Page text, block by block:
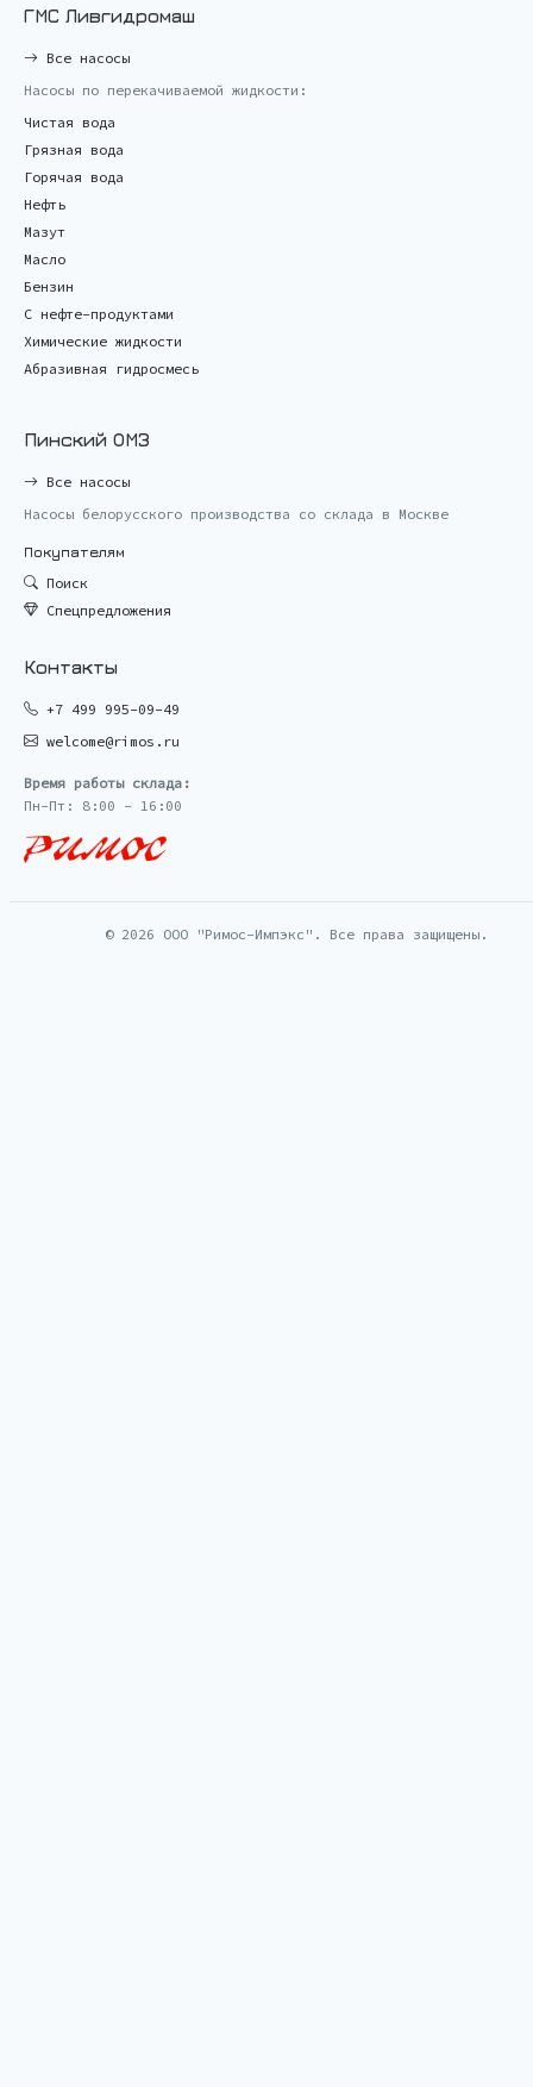
ГМС Ливгидромаш
Все насосы
Насосы по перекачиваемой жидкости:
Чистая вода
Грязная вода
Горячая вода
Нефть
Мазут
Масло
Бензин
С нефте-продуктами
Химические жидкости
Абразивная гидросмесь
Пинский ОМЗ
Все насосы
Насосы белорусского производства со склада в Москве
Покупателям
Поиск
Спецпредложения
Контакты
+7 499 995-09-49
welcome@rimos.ru
Время работы склада:
Пн-Пт: 8:00 - 16:00
© 2026 ООО "Римос-Импэкс". Все права защищены.